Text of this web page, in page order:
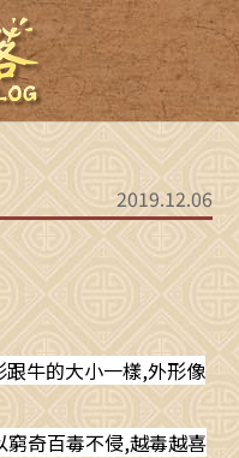
2019.12.06
牛的大小一樣,外形像
奇百毒不侵,越毒越喜